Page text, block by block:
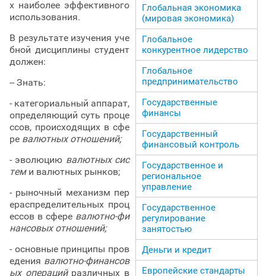
х наиболее эффективного
использования.
В результате изучения уче
бной дисциплины студент
должен:
-- Знать:
- категориальный аппарат,
определяющий суть проце
ссов, происходящих в сфе
ре валютных отношений;
- эволюцию валютных сис
теми валютных рынков;
- рыночный механизм пер
ераспределительных проц
ессов в сфере валютно-фи
нансовых отношений;
- основные принципы пров
едения валютно-финансов
ых операцийразличных в
Глобальная экономика
(мировая экономика)
Глобальное
конкурентное лидерство
Глобальное
предпринимательство
Государственные
финансы
Государственный
финансовый контроль
Государственное и
региональное
управление
Государственное
регулирование
занятостью
Деньги и кредит
Европейские стандарты